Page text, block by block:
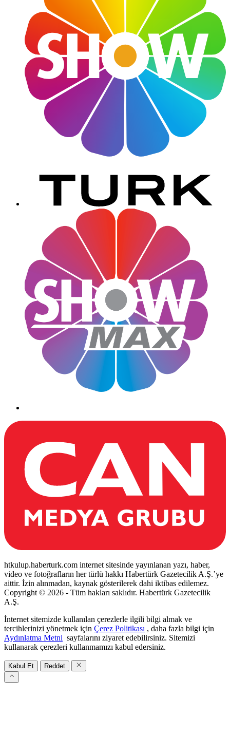
htkulup.haberturk.com internet sitesinde yayınlanan yazı, haber,
video ve fotoğrafların her türlü hakkı Habertürk Gazetecilik A.Ş.’ye
aittir. İzin alınmadan, kaynak gösterilerek dahi iktibas edilemez.
Copyright © 2026 - Tüm hakları saklıdır. Habertürk Gazetecilik
A.Ş.
İnternet sitemizde kullanılan çerezlerle ilgili bilgi almak ve
tercihlerinizi yönetmek için Çerez Politikası , daha fazla bilgi için
Aydınlatma Metni sayfalarını ziyaret edebilirsiniz. Sitemizi
kullanarak çerezleri kullanmamızı kabul edersiniz.
Kabul Et Reddet